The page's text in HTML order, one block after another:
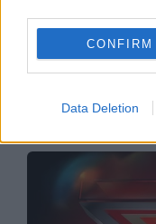
CONFIRM
Data Deletion
Dragnea îi dă
putere. PSD a